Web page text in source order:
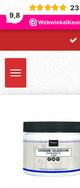
9,8
23